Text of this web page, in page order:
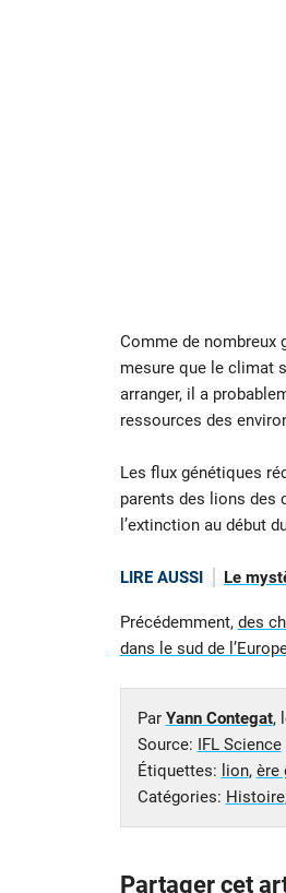
Comme de nombreux
mesure que le climat
arranger, il a
ressources des
Les flux génétiques
parents des lions des
l’extinction au début
LIRE AUSSI Le
Précédemment, des
dans le sud de
Par Yann Contegat,
Source: IFL Science
Étiquettes: lion, ère
Catégories: Histoire
Partager cet